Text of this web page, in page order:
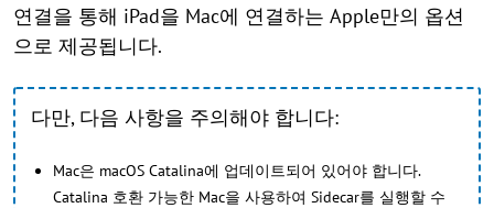
연결을 통해 iPad을 Mac에 연결하는 Apple만의 옵션
으로 제공됩니다.
다만, 다음 사항을 주의해야 합니다:
Mac은 macOS Catalina에 업데이트되어 있어야 합니다.
Catalina 호환 가능한 Mac을 사용하여 Sidecar를 실행할 수